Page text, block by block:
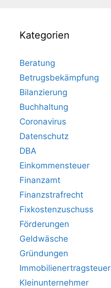
Kategorien
Beratung
Betrugsbekämpfung
Bilanzierung
Buchhaltung
Coronavirus
Datenschutz
DBA
Einkommensteuer
Finanzamt
Finanzstrafrecht
Fixkostenzuschuss
Förderungen
Geldwäsche
Gründungen
Immobilienertragsteuer
Kleinunternehmer